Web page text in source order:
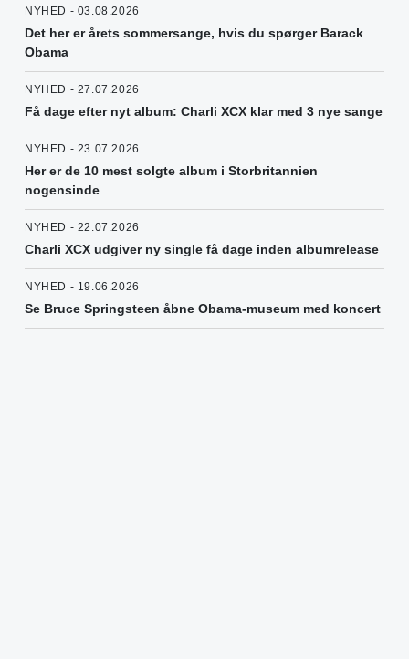
NYHED - 03.08.2026
Det her er årets sommersange, hvis du spørger Barack
Obama
NYHED - 27.07.2026
Få dage efter nyt album: Charli XCX klar med 3 nye sange
NYHED - 23.07.2026
Her er de 10 mest solgte album i Storbritannien
nogensinde
NYHED - 22.07.2026
Charli XCX udgiver ny single få dage inden albumrelease
NYHED - 19.06.2026
Se Bruce Springsteen åbne Obama-museum med koncert